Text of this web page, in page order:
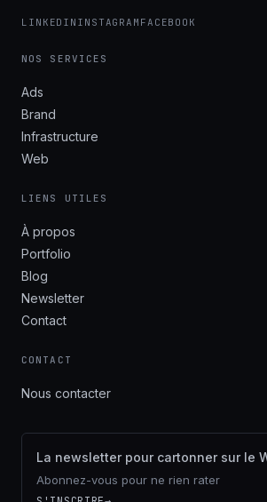
LINKEDIN INSTAGRAM FACEBOOK
NOS SERVICES
Ads
Brand
Infrastructure
Web
LIENS UTILES
À propos
Portfolio
Blog
Newsletter
Contact
CONTACT
Nous contacter
La newsletter pour cartonner sur le
Abonnez-vous pour ne rien rater